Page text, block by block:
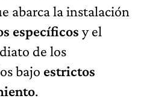
abarca la instalación
específicos y el
de los
bajo estrictos
.